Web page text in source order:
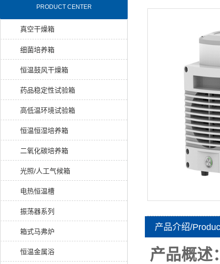
产品介绍/
产品概述
PRODUCT CENTER
真空干燥箱
细菌培养箱
恒温鼓风干燥箱
药品稳定性试验箱
高低温环境试验箱
恒温恒湿培养箱
二氧化碳培养箱
光照/人工气候箱
电热恒温槽
振荡器系列
箱式马弗炉
恒温金属浴